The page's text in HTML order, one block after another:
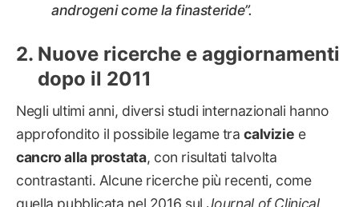
androgeni come la finasteride”.
Nuove ricerche e aggiornamenti
dopo il 2011
Negli ultimi anni, diversi studi internazionali hanno
approfondito il possibile legame tracalvizie e
cancro alla prostata, con risultati talvolta
contrastanti. Alcune ricerche più recenti, come
quella pubblicata nel 2016 sul Journal of Clinical